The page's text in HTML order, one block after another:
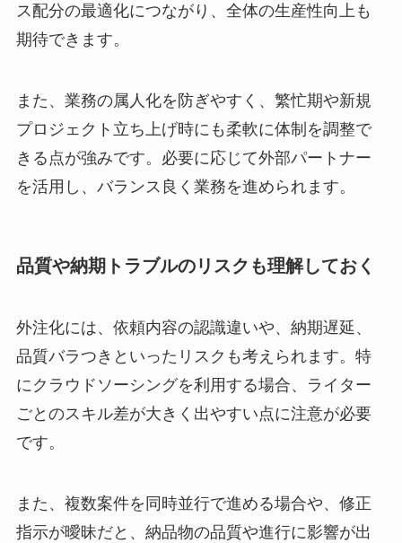
ス配分の最適化につながり、全体の生産性向上も
期待できます。
また、業務の属人化を防ぎやすく、繁忙期や新規
プロジェクト立ち上げ時にも柔軟に体制を調整で
きる点が強みです。必要に応じて外部パートナー
を活用し、バランス良く業務を進められます。
品質や納期トラブルのリスクも理解しておく
外注化には、依頼内容の認識違いや、納期遅延、
品質バラつきといったリスクも考えられます。特
にクラウドソーシングを利用する場合、ライター
ごとのスキル差が大きく出やすい点に注意が必要
です。
また、複数案件を同時並行で進める場合や、修正
指示が曖昧だと、納品物の品質や進行に影響が出